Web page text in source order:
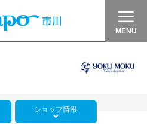
MENU
ショップ情報